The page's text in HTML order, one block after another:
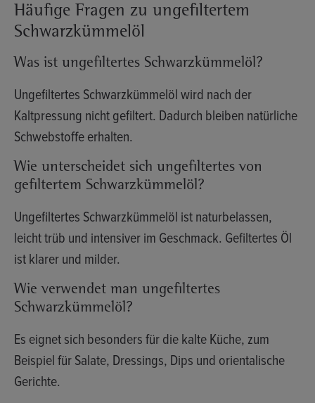
Häufige Fragen zu ungefiltertem
Schwarzkümmelöl
Was ist ungefiltertes Schwarzkümmelöl?
Ungefiltertes Schwarzkümmelöl wird nach der
Kaltpressung nicht gefiltert. Dadurch bleiben natürliche
Schwebstoffe erhalten.
Wie unterscheidet sich ungefiltertes von
gefiltertem Schwarzkümmelöl?
Ungefiltertes Schwarzkümmelöl ist naturbelassen,
leicht trüb und intensiver im Geschmack. Gefiltertes Öl
ist klarer und milder.
Wie verwendet man ungefiltertes
Schwarzkümmelöl?
Es eignet sich besonders für die kalte Küche, zum
Beispiel für Salate, Dressings, Dips und orientalische
Gerichte.